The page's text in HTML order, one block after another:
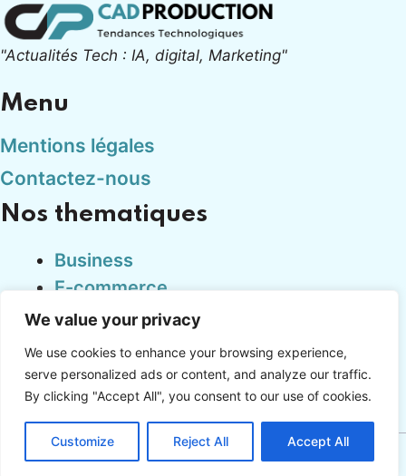
We value your privacy
We use cookies to enhance your browsing experience,
serve personalized ads or content, and analyze our traffic.
By clicking "Accept All", you consent to our use of cookies.
Customize Reject All Accept All
"Actualités Tech : IA, digital, Marketing"
Menu
Mentions légales
Contactez-nous
Nos thematiques
Business
E-commerce
Finance
Tech
Copyright © cadproduction.fr 2024